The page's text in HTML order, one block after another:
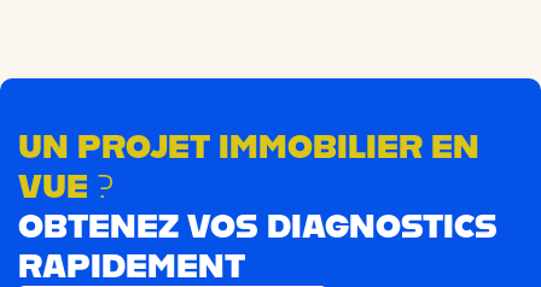
UN PROJET IMMOBILIER EN
VUE ?
OBTENEZ VOS DIAGNOSTICS
RAPIDEMENT